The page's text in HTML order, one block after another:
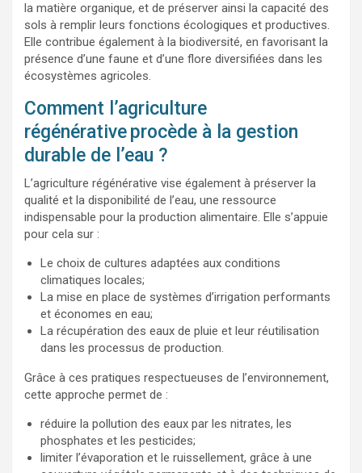
la matière organique, et de préserver ainsi la capacité des
sols à remplir leurs fonctions écologiques et productives.
Elle contribue également à la biodiversité, en favorisant la
présence d’une faune et d’une flore diversifiées dans les
écosystèmes agricoles.
Comment l’agriculture
régénérativeprocède à la gestion
durable de l’eau ?
L’agriculture régénérative vise également à préserver la
qualité et la disponibilité de l’eau, une ressource
indispensable pour la production alimentaire. Elle s’appuie
pour cela sur :
Le choix de cultures adaptées aux conditions
climatiques locales;
La mise en place de systèmes d’irrigation performants
et économes en eau;
La récupération des eaux de pluie et leur réutilisation
dans les processus de production.
Grâce à ces pratiques respectueuses de l’environnement,
cette approche permet de :
réduire la pollution des eaux par les nitrates, les
phosphates et les pesticides;
limiter l’évaporation et le ruissellement, grâce à une